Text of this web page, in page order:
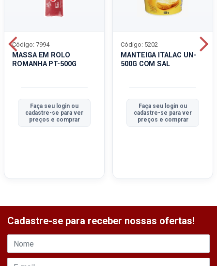
MASSA EM ROLO
ROMANHA PT-500G
Código: 7994
Faça seu login ou
cadastre-se para ver
preços e comprar
MANTEIGA ITALAC UN-
500G COM SAL
Código: 5202
Faça seu login ou
cadastre-se para ver
preços e comprar
Cadastre-se para receber nossas ofertas!